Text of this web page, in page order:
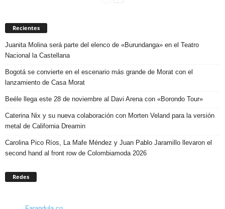
Recientes
Juanita Molina será parte del elenco de «Burundanga» en el Teatro
Nacional la Castellana
Bogotá se convierte en el escenario más grande de Morat con el
lanzamiento de Casa Morat
Beéle llega este 28 de noviembre al Davi Arena con «Borondo Tour»
Caterina Nix y su nueva colaboración con Morten Veland para la versión
metal de California Dreamin
Carolina Pico Ríos, La Mafe Méndez y Juan Pablo Jaramillo llevaron el
second hand al front row de Colombiamoda 2026
Redes